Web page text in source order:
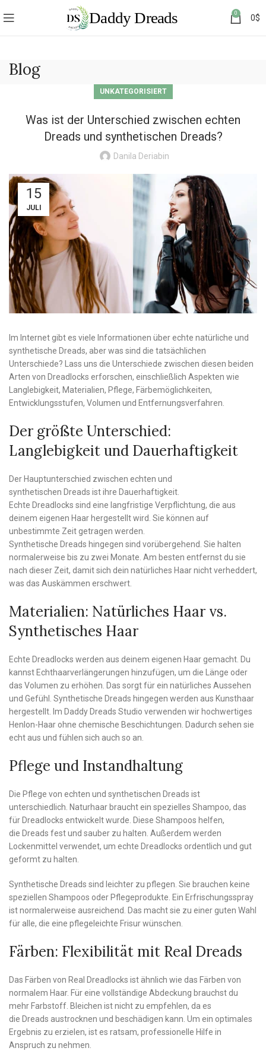
0 0$
Blog
UNKATEGORISIERT
Was ist der Unterschied zwischen echten
Dreads und synthetischen Dreads?
Danila Deriabin
15
JULI
Im Internet gibt es viele Informationen über echte natürliche und
synthetische Dreads, aber was sind die tatsächlichen
Unterschiede? Lass uns die Unterschiede zwischen diesen beiden
Arten von Dreadlocks erforschen, einschließlich Aspekten wie
Langlebigkeit, Materialien, Pflege, Färbemöglichkeiten,
Entwicklungsstufen, Volumen und Entfernungsverfahren.
Der größte Unterschied:
Langlebigkeit und Dauerhaftigkeit
Der Hauptunterschied zwischen echten und
synthetischen Dreads ist ihre Dauerhaftigkeit.
Echte Dreadlocks sind eine langfristige Verpflichtung, die aus
deinem eigenen Haar hergestellt wird. Sie können auf
unbestimmte Zeit getragen werden.
Synthetische Dreads hingegen sind vorübergehend. Sie halten
normalerweise bis zu zwei Monate. Am besten entfernst du sie
nach dieser Zeit, damit sich dein natürliches Haar nicht verheddert,
was das Auskämmen erschwert.
Materialien: Natürliches Haar vs.
Synthetisches Haar
Echte Dreadlocks werden aus deinem eigenen Haar gemacht. Du
kannst Echthaarverlängerungen hinzufügen, um die Länge oder
das Volumen zu erhöhen. Das sorgt für ein natürliches Aussehen
und Gefühl. Synthetische Dreads hingegen werden aus Kunsthaar
hergestellt. Im Daddy Dreads Studio verwenden wir hochwertiges
Henlon-Haar ohne chemische Beschichtungen. Dadurch sehen sie
echt aus und fühlen sich auch so an.
Pflege und Instandhaltung
Die Pflege von echten und synthetischen Dreads ist
unterschiedlich. Naturhaar braucht ein spezielles Shampoo, das
für Dreadlocks entwickelt wurde. Diese Shampoos helfen,
die Dreads fest und sauber zu halten. Außerdem werden
Lockenmittel verwendet, um echte Dreadlocks ordentlich und gut
geformt zu halten.
Synthetische Dreads sind leichter zu pflegen. Sie brauchen keine
speziellen Shampoos oder Pflegeprodukte. Ein Erfrischungsspray
ist normalerweise ausreichend. Das macht sie zu einer guten Wahl
für alle, die eine pflegeleichte Frisur wünschen.
Färben: Flexibilität mit Real Dreads
Das Färben von Real Dreadlocks ist ähnlich wie das Färben von
normalem Haar. Für eine vollständige Abdeckung brauchst du
mehr Farbstoff. Bleichen ist nicht zu empfehlen, da es
die Dreads austrocknen und beschädigen kann. Um ein optimales
Ergebnis zu erzielen, ist es ratsam, professionelle Hilfe in
Anspruch zu nehmen.